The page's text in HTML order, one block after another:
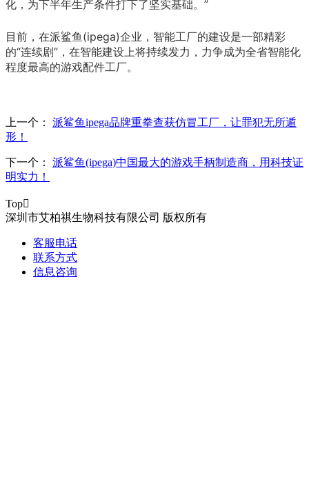
化，为下半年生产条件打下了坚实基础。”
目前，在派鲨鱼(ipega)企业，智能工厂的建设是一部精彩
的“连续剧”，在智能建设上将持续发力，力争成为全省智能化
程度最高的游戏配件工厂。
上一个： 派鲨鱼ipega品牌重拳查获仿冒工厂，让罪犯无所遁
形！
下一个： 派鲨鱼(ipega)中国最大的游戏手柄制造商，用科技证
明实力！
Top
深圳市艾柏祺生物科技有限公司 版权所有
客服电话
联系方式
信息咨询